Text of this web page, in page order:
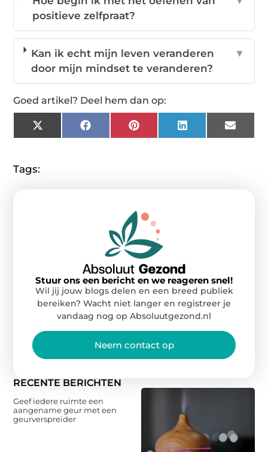
positieve zelfpraat?
Kan ik echt mijn leven veranderen
door mijn mindset te veranderen?
▼
Goed artikel? Deel hem dan op:
X
(Twitter)
FacebookPinterestLinkedInEmail
Tags:
RECENTE BERICHTEN
Geef iedere ruimte een
aangename geur met een
geurverspreider
Stuur ons een bericht en we reageren snel!
Wil jij jouw blogs delen en een breed publiek
bereiken? Wacht niet langer en registreer je
vandaag nog op Absoluutgezond.nl
Neem contact op